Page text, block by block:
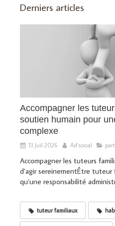
Derniers articles
Accompagner les
soutien humain pour
complexe
13 Juil 2026 Ad'social
Accompagner les tuteurs
d’agir sereinementÊtre tuteur
qu’une responsabilité
tuteur familiaux